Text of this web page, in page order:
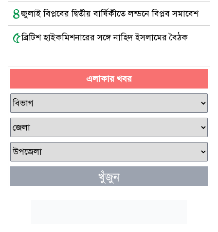
৪জুলাই বিপ্লবের দ্বিতীয় বার্ষিকীতে লন্ডনে বিপ্লব সমাবেশ
৫ব্রিটিশ হাইকমিশনারের সঙ্গে নাহিদ ইসলামের বৈঠক
এলাকার খবর
খুঁজুন